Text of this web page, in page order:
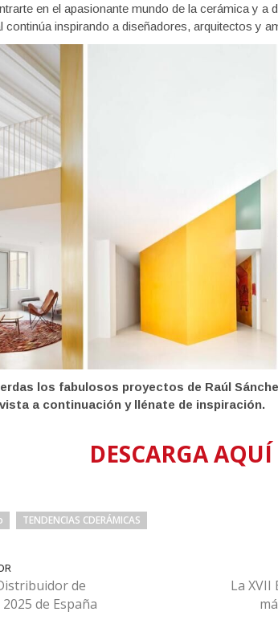
en el apasionante mundo de la cerámica y a
continúa inspirando a diseñadores, arquitectos y
los fabulosos proyectos de Raúl
a continuación y llénate de inspiración.
DESCARGA AQUÍ
TENDENCIAS CDERÁMICAS
de
de España
La